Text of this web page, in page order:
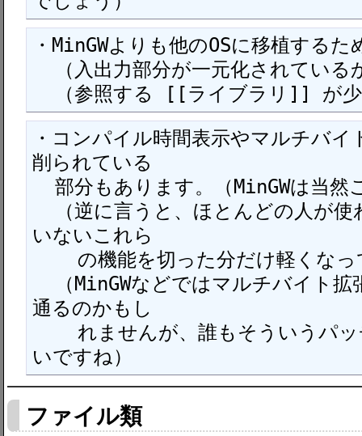
・MinGWよりも他のOSに移植する
（参照する [[ライブラリ]] が
・コンパイル時間表示やマルチバ
削られている
いないこれら
通るのかもし
いですね）
ファイル類